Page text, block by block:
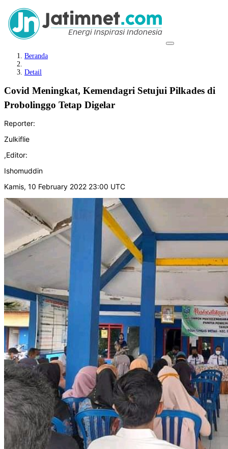
Beranda
Detail
Covid Meningkat, Kemendagri Setujui Pilkades di
Probolinggo Tetap Digelar
Reporter:
Zulkiflie
,Editor:
Ishomuddin
Kamis, 10 February 2022 23:00 UTC